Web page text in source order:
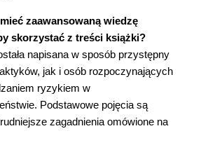
zaawansowaną wiedzę
skorzystać z treści książki?
napisana w sposób przystępny
jak i osób rozpoczynających
ryzykiem w
Podstawowe pojęcia są
zagadnienia omówione na